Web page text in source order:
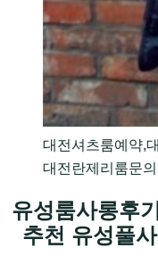
대전셔츠룸예약,
대전란제리룸문의
유성룸사롱후
추천 유성풀